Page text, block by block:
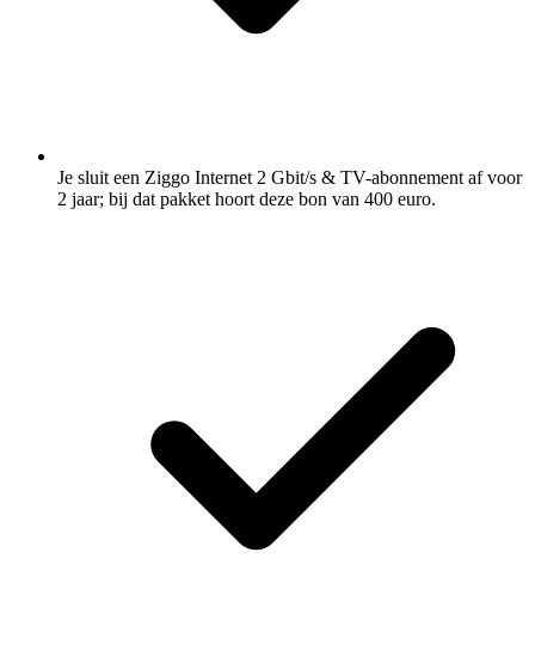
Je sluit een Ziggo Internet 2 Gbit/s & TV-abonnement af voor
2 jaar; bij dat pakket hoort deze bon van 400 euro.